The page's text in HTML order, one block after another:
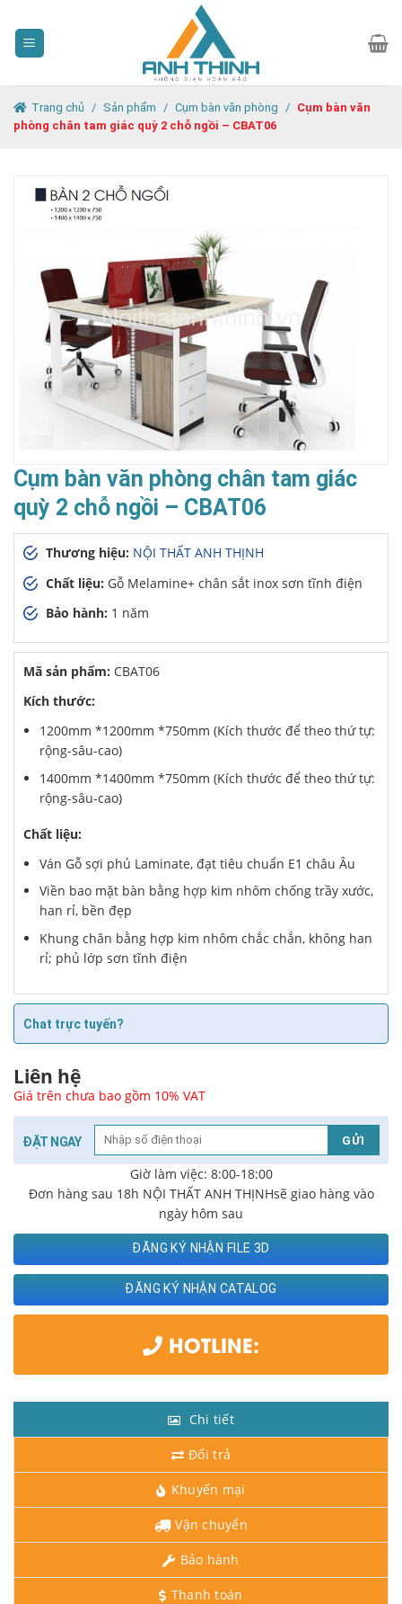
content
Trang chủ / Sản phẩm / Cụm bàn văn phòng / Cụm bàn văn
phòng chân tam giác quỳ 2 chỗ ngồi – CBAT06
Cụm bàn văn phòng chân tam giác
quỳ 2 chỗ ngồi – CBAT06
Thương hiệu: NỘI THẤT ANH THỊNH
Chất liệu: Gỗ Melamine+ chân sắt inox sơn tĩnh điện
Bảo hành: 1 năm
Mã sản phẩm: CBAT06
Kích thước:
1200mm *1200mm *750mm (Kích thước để theo thứ tự:
rộng-sâu-cao)
1400mm *1400mm *750mm (Kích thước để theo thứ tự:
rộng-sâu-cao)
Chất liệu:
Ván Gỗ sợi phủ Laminate, đạt tiêu chuẩn E1 châu Âu
Viền bao mặt bàn bằng hợp kim nhôm chống trầy xước,
han rỉ, bền đẹp
Khung chân bằng hợp kim nhôm chắc chắn, không han
rỉ; phủ lớp sơn tĩnh điện
Chat trực tuyến?
Liên hệ
Giá trên chưa bao gồm 10% VAT
ĐẶT NGAY
Giờ làm việc: 8:00-18:00
Đơn hàng sau 18h NỘI THẤT ANH THỊNHsẽ giao hàng vào
ngày hôm sau
ĐĂNG KÝ NHẬN FILE 3D
ĐĂNG KÝ NHẬN CATALOG
HOTLINE:
Chi tiết
Đổi trả
Khuyến mại
Vận chuyển
Bảo hành
Thanh toán